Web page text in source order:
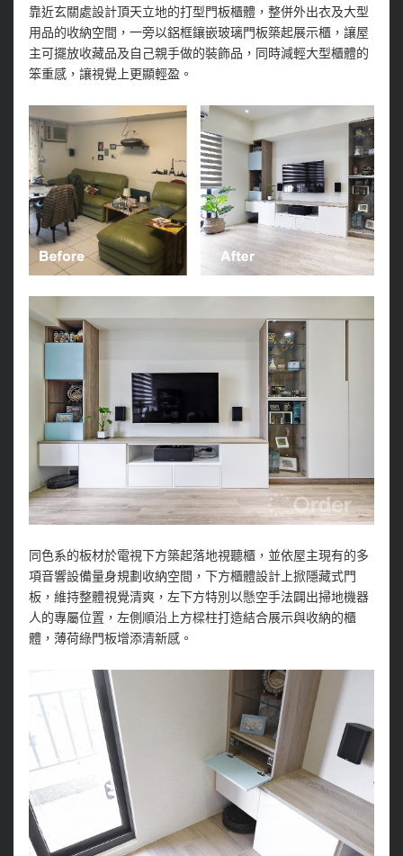
靠近玄關處設計頂天立地的打型門板櫃體，整併外出衣及大型
用品的收納空間，一旁以鋁框鑲嵌玻璃門板築起展示櫃，讓屋
主可擺放收藏品及自己親手做的裝飾品，同時減輕大型櫃體的
笨重感，讓視覺上更顯輕盈。
同色系的板材於電視下方築起落地視聽櫃，並依屋主現有的多
項音響設備量身規劃收納空間，下方櫃體設計上掀隱藏式門
板，維持整體視覺清爽，左下方特別以懸空手法闢出掃地機器
人的專屬位置，左側順沿上方樑柱打造結合展示與收納的櫃
體，薄荷綠門板增添清新感。